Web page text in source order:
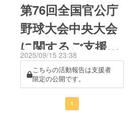
第76回全国官公庁
野球大会中央大会
に関するご支援の
御礼とご報告
2025/09/15 23:38
こちらの活動報告は支援者
限定の公開です。
1